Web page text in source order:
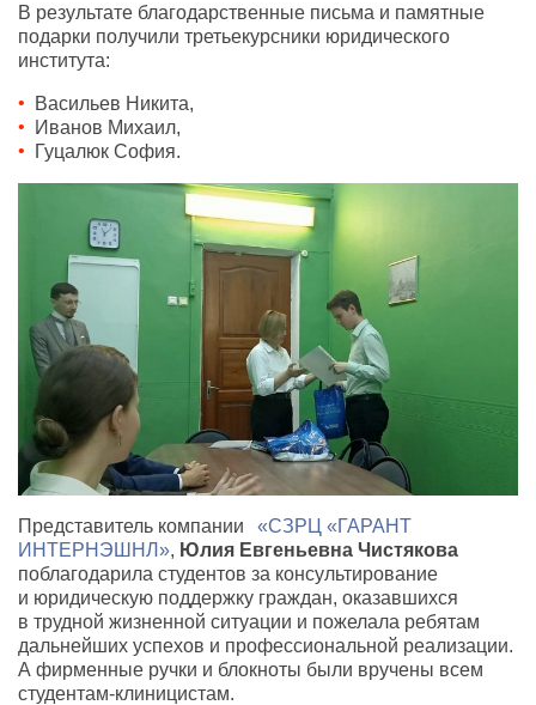
В результате благодарственные письма и памятные
подарки получили третьекурсники юридического
института:
Васильев Никита,
Иванов Михаил,
Гуцалюк София.
Представитель компании
«СЗРЦ «ГАРАНТ
ИНТЕРНЭШНЛ», Юлия Евгеньевна Чистякова
поблагодарила студентов за консультирование
и юридическую поддержку граждан, оказавшихся
в трудной жизненной ситуации и пожелала ребятам
дальнейших успехов и профессиональной реализации.
А фирменные ручки и блокноты были вручены всем
студентам-клиницистам.